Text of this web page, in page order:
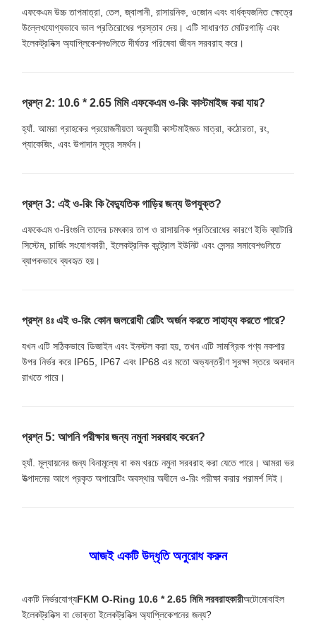
এফকেএম উচ্চ তাপমাত্রা, তেল, জ্বালানী, রাসায়নিক, ওজোন এবং বার্ধক্যজনিত ক্ষেত্রে
উল্লেখযোগ্যভাবে ভাল প্রতিরোধের প্রস্তাব দেয়। এটি সাধারণত মোটরগাড়ি এবং
ইলেকট্রনিক্স অ্যাপ্লিকেশনগুলিতে দীর্ঘতর পরিষেবা জীবন সরবরাহ করে।
প্রশ্ন 2: 10.6 * 2.65 মিমি এফকেএম ও-রিং কাস্টমাইজ করা যায়?
হ্যাঁ. আমরা গ্রাহকের প্রয়োজনীয়তা অনুযায়ী কাস্টমাইজড মাত্রা, কঠোরতা, রং,
প্যাকেজিং, এবং উপাদান সূত্র সমর্থন।
প্রশ্ন 3: এই ও-রিং কি বৈদ্যুতিক গাড়ির জন্য উপযুক্ত?
এফকেএম ও-রিংগুলি তাদের চমৎকার তাপ ও রাসায়নিক প্রতিরোধের কারণে ইভি ব্যাটারি
সিস্টেম, চার্জিং সংযোগকারী, ইলেকট্রনিক কন্ট্রোল ইউনিট এবং সেন্সর সমাবেশগুলিতে
ব্যাপকভাবে ব্যবহৃত হয়।
প্রশ্ন ৪ঃ এই ও-রিং কোন জলরোধী রেটিং অর্জন করতে সাহায্য করতে পারে?
যখন এটি সঠিকভাবে ডিজাইন এবং ইনস্টল করা হয়, তখন এটি সামগ্রিক পণ্য নকশার
উপর নির্ভর করে IP65, IP67 এবং IP68 এর মতো অভ্যন্তরীণ সুরক্ষা স্তরে অবদান
রাখতে পারে।
প্রশ্ন 5: আপনি পরীক্ষার জন্য নমুনা সরবরাহ করেন?
হ্যাঁ. মূল্যায়নের জন্য বিনামূল্যে বা কম খরচে নমুনা সরবরাহ করা যেতে পারে। আমরা ভর
উত্পাদনের আগে প্রকৃত অপারেটিং অবস্থার অধীনে ও-রিং পরীক্ষা করার পরামর্শ দিই।
আজই একটি উদ্ধৃতি অনুরোধ করুন
একটি নির্ভরযোগ্যFKM O-Ring 10.6 * 2.65 মিমি সরবরাহকারীঅটোমোবাইল
ইলেকট্রনিক্স বা ভোক্তা ইলেকট্রনিক্স অ্যাপ্লিকেশনের জন্য?